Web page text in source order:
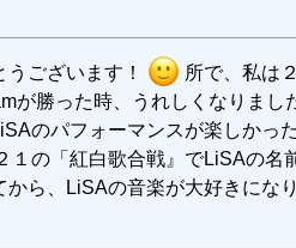
ございます！
所で、私は
が勝った時、うれしくなりま
のパフォーマンスが楽しかっ
１の「紅白歌合戦』でLiSAの
から、LiSAの音楽が大好きにな